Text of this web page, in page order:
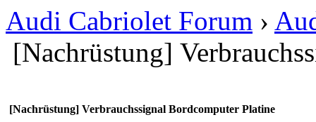
Audi Cabriolet Forum ›
[Nachrüstung]
[Nachrüstung] Verbrauchssignal Bordcomputer Platine